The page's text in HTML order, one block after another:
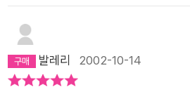
키에 알맞은 행복이 있다는 뜻이겠네.
재고 있다네. 자네도 알겠지만 사람의
라서 말일세. 인간의 영혼이란 기후, 침
에 따라 눈부시게 달라질 수 있는 것이
자유, 그런 조르바에게서 느끼는 자유
을 통한 대리만족은 아니다. 류시화 시
이 세워놓은 질서에 순응하는 것이 아
견하는 것, 그것을 나는 자유라 부른다
는 생각이 든다. 전편을 읽으면서도
는 생각이 들었는데 마침 이 배우가 주
고 하니 나의 생각과 같았다는 느낌이
발레리 2002-10-14